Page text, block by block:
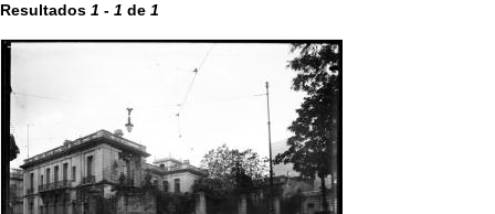
Resultados 1 - 1 de 1